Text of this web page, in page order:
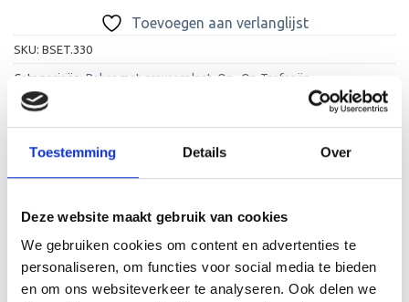
Toestemming Details Over
Deze website maakt gebruik van cookies
We gebruiken cookies om content en advertenties te
personaliseren, om functies voor social media te bieden
en om ons websiteverkeer te analyseren. Ook delen we
Toevoegen aan verlanglijst
SKU: BSET.330
Categorieën: Beker met graveerplaat Op=Op Trofeeën
AANVULLENDE INFORMATIE